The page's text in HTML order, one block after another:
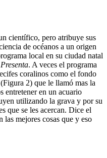
científico, pero atribuye sus
de océanos a un origen
local en su ciudad natal
. A veces el programa
coralinos como el fondo
2) que le llamó mas la
entretener en un acuario
utilizando la grava y por su
que se les acercan. Dice el
mejores cosas que y eso